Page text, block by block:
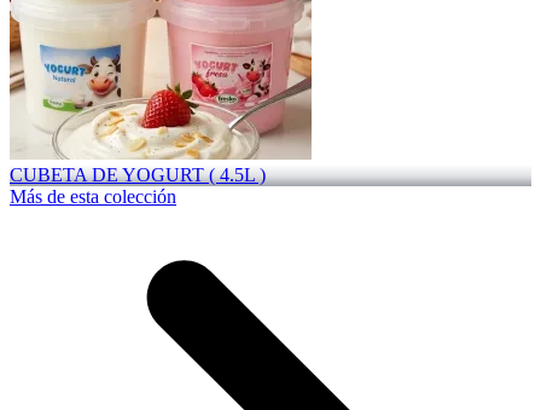
CUBETA DE YOGURT ( 4.5L )
Más de esta colección